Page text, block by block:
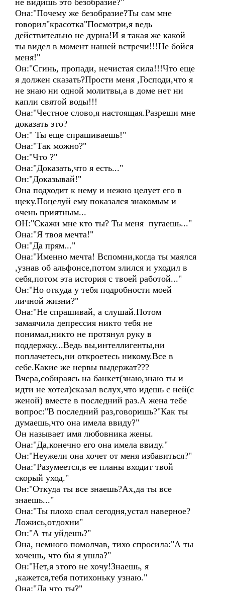
не видишь это безобразие?"
Она:"Почему же безобразие?Ты сам мне
говорил"красотка"Посмотри,я ведь
действительно не дурна!И я такая же какой
ты видел в момент нашей встречи!!!Не бойся
меня!"
Он:"Сгинь, пропади, нечистая сила!!!Что еще
я должен сказать?Прости меня ,Господи,что я
не знаю ни одной молитвы,а в доме нет ни
капли святой воды!!!
Она:"Честное слово,я настоящая.Разреши мне
доказать это?
Он:" Ты еще спрашиваешь!"
Она:"Так можно?"
Он:"Что ?"
Она:"Доказать,что я есть..."
Он:"Доказывай!"
Она подходит к нему и нежно целует его в
щеку.Поцелуй ему показался знакомым и
очень приятным...
ОН:"Скажи мне кто ты? Ты меня пугаешь..."
Она:"Я твоя мечта!"
Он:"Да прям..."
Она:"Именно мечта! Вспомни,когда ты маялся
,узнав об альфонсе,потом злился и уходил в
себя,потом эта история с твоей работой..."
Он:"Но откуда у тебя подробности моей
личной жизни?"
Она:"Не спрашивай, а слушай.Потом
замаячила депрессия никто тебя не
понимал,никто не протянул руку в
поддержку...Ведь вы,интеллигенты,ни
поплачетесь,ни откроетесь никому.Все в
себе.Какие же нервы выдержат???
Вчера,собираясь на банкет(знаю,знаю ты и
идти не хотел)сказал вслух,что идешь с ней(с
женой) вместе в последний раз.А жена тебе
вопрос:"В последний раз,говоришь?"Как ты
думаешь,что она имела ввиду?"
Он называет имя любовника жены.
Она:"Да,конечно его она имела ввиду."
Он:"Неужели она хочет от меня избавиться?"
Она:"Разумеется,в ее планы входит твой
скорый уход."
Он:"Откуда ты все знаешь?Ах,да ты все
знаешь..."
Она:"Ты плохо спал сегодня,устал наверное?
Ложись,отдохни"
Он:"А ты уйдешь?"
Она, немного помолчав, тихо спросила:"А ты
хочешь, что бы я ушла?"
Он:"Нет,я этого не хочу!Знаешь, я
,кажется,тебя потихоньку узнаю."
Она:"Да что ты?"